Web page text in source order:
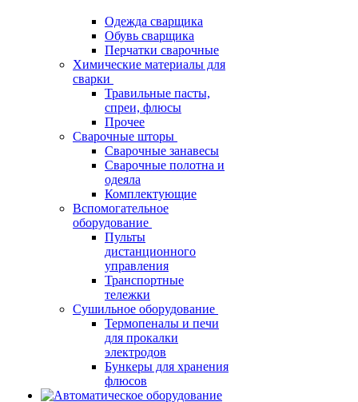
Одежда сварщика
Обувь сварщика
Перчатки сварочные
Химические материалы для
сварки
Травильные пасты,
спреи, флюсы
Прочее
Сварочные шторы
Сварочные занавесы
Сварочные полотна и
одеяла
Комплектующие
Вспомогательное
оборудование
Пульты
дистанционного
управления
Транспортные
тележки
Сушильное оборудование
Термопеналы и печи
для прокалки
электродов
Бункеры для хранения
флюсов